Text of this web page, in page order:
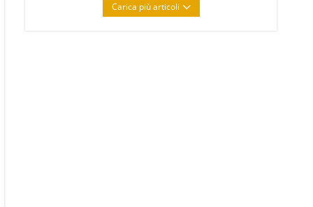
Carica più articoli